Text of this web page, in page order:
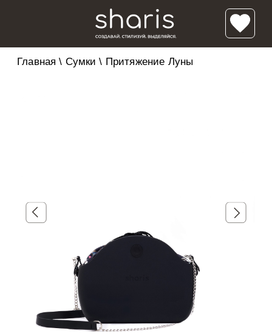
Главная \ Сумки \ Притяжение Луны